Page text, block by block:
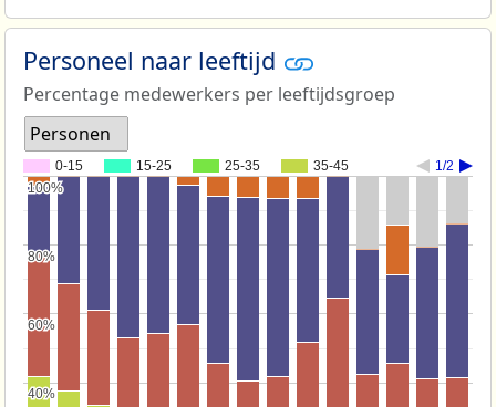
Personeel naar leeftijd
Percentage medewerkers per leeftijdsgroep
Personen
0-15 15-25 25-35 35-45 1/2
40%
40%
60%
60%
80%
80%
100%
100%